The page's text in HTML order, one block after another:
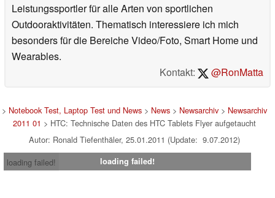
Leistungssportler für alle Arten von sportlichen
Outdooraktivitäten. Thematisch interessiere ich mich
besonders für die Bereiche Video/Foto, Smart Home und
Wearables.
Kontakt:
@RonMatta
> Notebook Test, Laptop Test und News > News > Newsarchiv > Newsarchiv
2011 01 > HTC: Technische Daten des HTC Tablets Flyer aufgetaucht
Autor: Ronald Tiefenthäler, 25.01.2011 (Update: 9.07.2012)
loading failed!
loading failed!